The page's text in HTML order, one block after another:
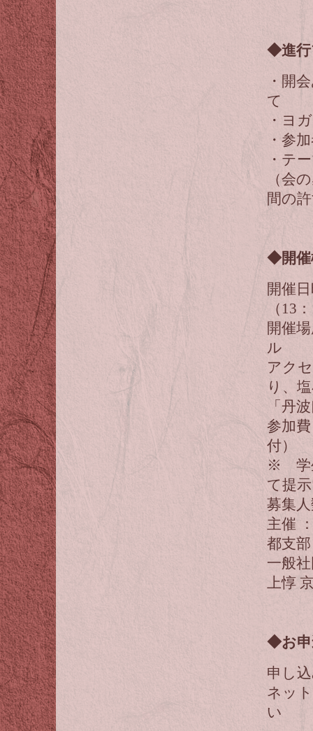
◆進行
・開
て
・ヨ
・参
・テ
（会
間の
◆開催
開催
（13
開催
ル
アク
り、
「丹
参加
付）
※ 学
て提
募集
主催
都支部
一般
上惇
◆お申
申し
ネッ
い